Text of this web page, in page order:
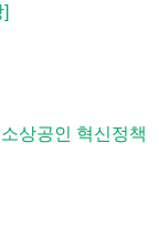
상공인 혁신정책